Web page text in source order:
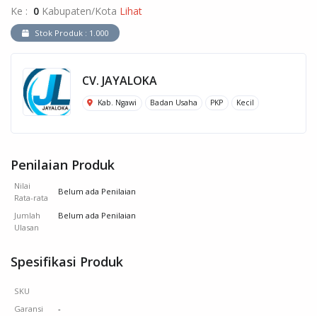
Ke : 0 Kabupaten/Kota Lihat
Stok Produk : 1.000
CV. JAYALOKA
Kab. Ngawi Badan Usaha PKP Kecil
Penilaian Produk
Nilai
Rata-rata
Belum ada Penilaian
Jumlah
Ulasan
Belum ada Penilaian
Spesifikasi Produk
SKU
Garansi
-